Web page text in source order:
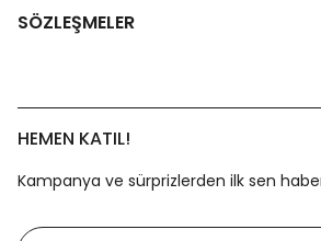
SÖZLEŞMELER
HEMEN KATIL!
Kampanya ve sürprizlerden ilk sen